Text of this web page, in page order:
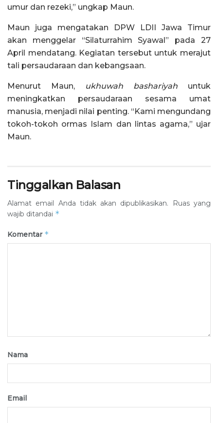
umur dan rezeki,” ungkap Maun.
Maun juga mengatakan DPW LDII Jawa Timur
akan menggelar “Silaturrahim Syawal” pada 27
April mendatang. Kegiatan tersebut untuk merajut
tali persaudaraan dan kebangsaan.
Menurut Maun, ukhuwah bashariyah untuk
meningkatkan persaudaraan sesama umat
manusia, menjadi nilai penting. “Kami mengundang
tokoh-tokoh ormas Islam dan lintas agama,” ujar
Maun.
Tinggalkan Balasan
Alamat email Anda tidak akan dipublikasikan.
Ruas yang
wajib ditandai *
Komentar *
Nama
Email